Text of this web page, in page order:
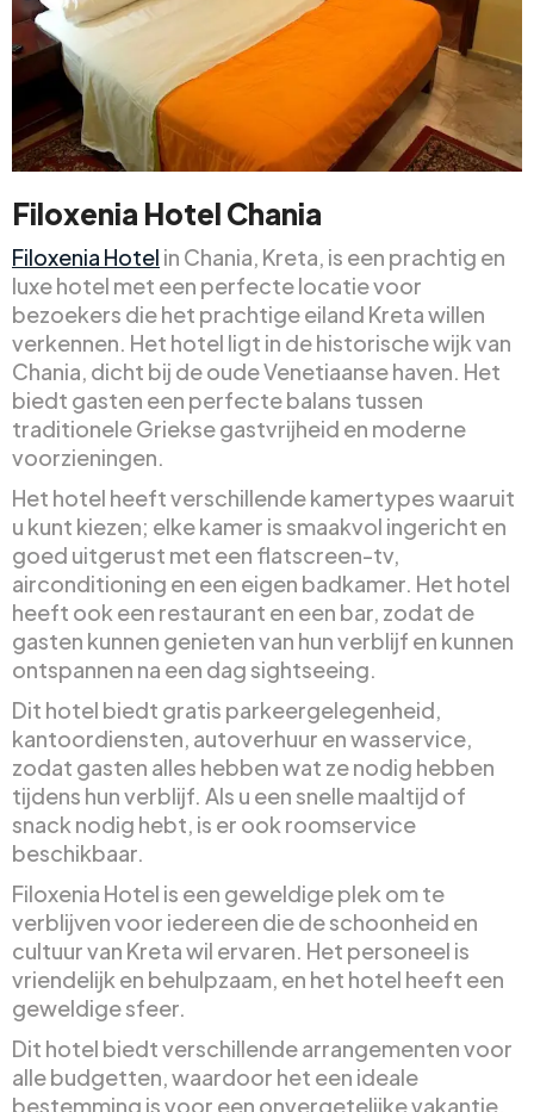
Filoxenia Hotel Chania
Filoxenia Hotel in Chania, Kreta, is een prachtig en
luxe hotel met een perfecte locatie voor
bezoekers die het prachtige eiland Kreta willen
verkennen. Het hotel ligt in de historische wijk van
Chania, dicht bij de oude Venetiaanse haven. Het
biedt gasten een perfecte balans tussen
traditionele Griekse gastvrijheid en moderne
voorzieningen.
Het hotel heeft verschillende kamertypes waaruit
u kunt kiezen; elke kamer is smaakvol ingericht en
goed uitgerust met een flatscreen-tv,
airconditioning en een eigen badkamer. Het hotel
heeft ook een restaurant en een bar, zodat de
gasten kunnen genieten van hun verblijf en kunnen
ontspannen na een dag sightseeing.
Dit hotel biedt gratis parkeergelegenheid,
kantoordiensten, autoverhuur en wasservice,
zodat gasten alles hebben wat ze nodig hebben
tijdens hun verblijf. Als u een snelle maaltijd of
snack nodig hebt, is er ook roomservice
beschikbaar.
Filoxenia Hotel is een geweldige plek om te
verblijven voor iedereen die de schoonheid en
cultuur van Kreta wil ervaren. Het personeel is
vriendelijk en behulpzaam, en het hotel heeft een
geweldige sfeer.
Dit hotel biedt verschillende arrangementen voor
alle budgetten, waardoor het een ideale
bestemming is voor een onvergetelijke vakantie.